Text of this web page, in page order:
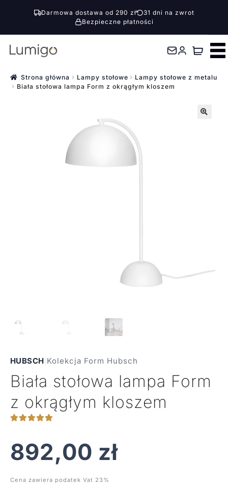
Darmowa dostawa od 290 zł
31 dni na zwrot
Bezpieczne płatności
Przejdź
nawigacji
Przejdź
treści Strona główna Lampy stołowe
Lampy stołowe z metalu
Biała stołowa lampa Form z okrągłym kloszem
HUBSCH Kolekcja Form Hubsch
Biała stołowa lampa Form
z okrągłym kloszem
892,00 zł
Cena zawiera podatek Vat 23%